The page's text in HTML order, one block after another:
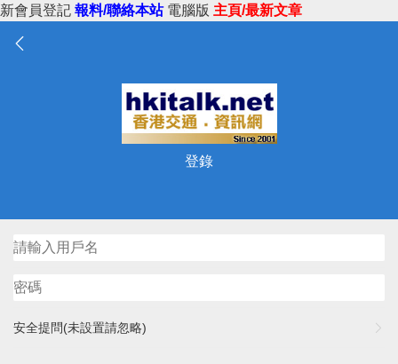
新會員登記 報料/聯絡本站 電腦版 主頁/最新文章
登錄
安全提問(未設置請忽略)